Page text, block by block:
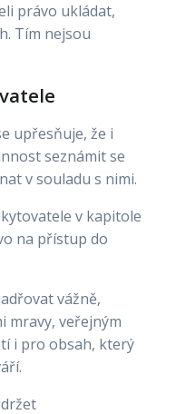
právo ukládat,
Tím nejsou
upřesňuje, že i
seznámit se
v souladu s nimi.
v kapitole
na přístup do
vážně,
mravy, veřejným
i pro obsah, který